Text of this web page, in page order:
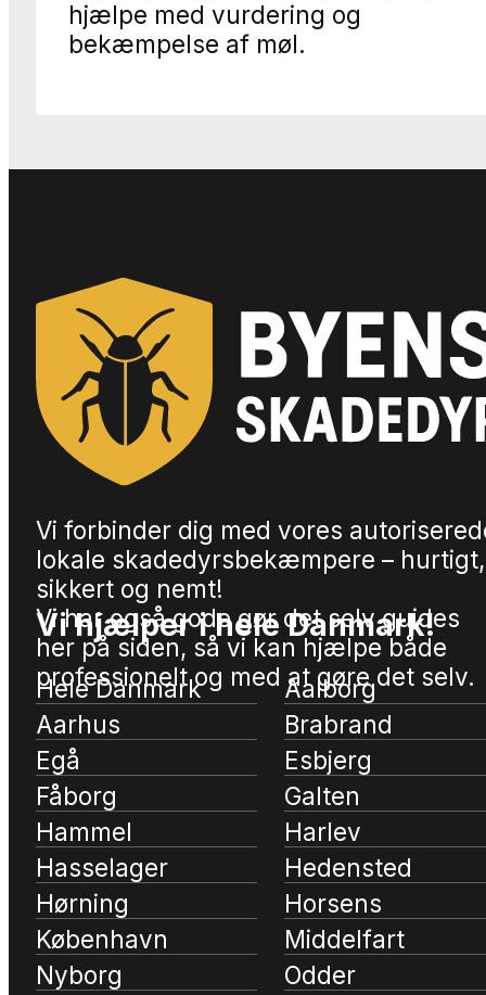
hjælpe med vurdering og
bekæmpelse af møl.
Vi forbinder dig med vores
lokale skadedyrsbekæmpere – hurtigt,
sikkert og nemt!
Vi har også gode gør det selv guides
her på siden, så vi kan hjælpe både
professionelt og med at gøre det selv.
Vi hjælper i hele Danmark!
Hele Danmark
Aalborg
Aarhus
Brabrand
Egå
Esbjerg
Fåborg
Galten
Hammel
Harlev
Hasselager
Hedensted
Hørning
Horsens
København
Middelfart
Nyborg
Odder